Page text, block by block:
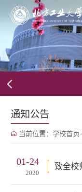
通知公告
当前位置： 学校首页
01-24
2020
致全校